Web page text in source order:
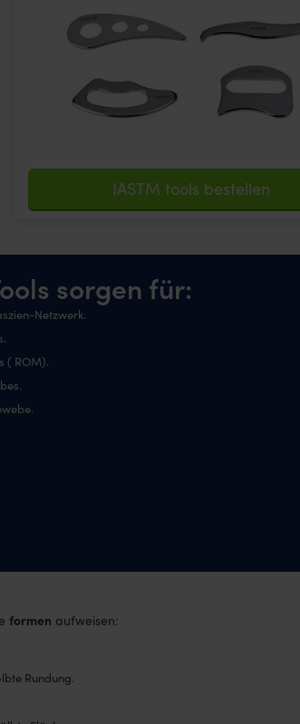
IASTM tools bestellen
sorgen für:
Netzwerk.
( ROM).
formen aufweisen:
Rundung.